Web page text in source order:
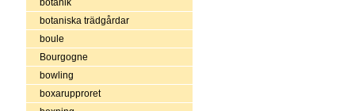
botanik
botaniska trädgårdar
boule
Bourgogne
bowling
boxarupproret